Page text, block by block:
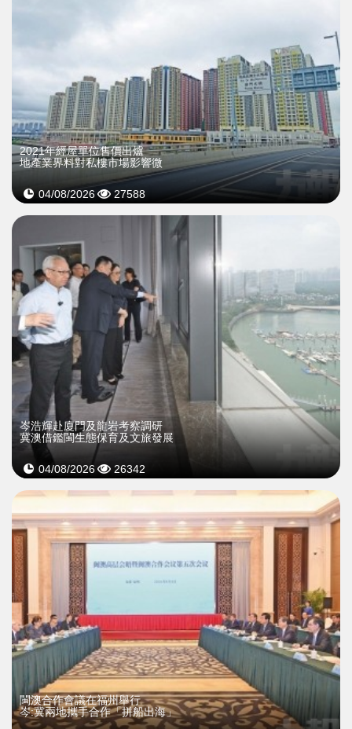
2021年經屋單位售價出爐
地產業界料對私樓市場影響微
04/08/2026 27588
岑浩輝赴廈門及龍岩考察調研
冀澳借鑑閩生態保育及文旅發展
04/08/2026 26342
閩澳合作會議在福州舉行
岑:冀兩地攜手合作「拼船出海」